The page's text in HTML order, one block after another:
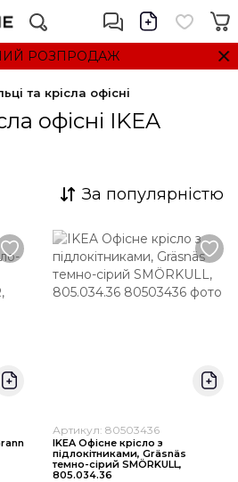
РОЗПРОДАЖ
та крісла офісні
офісні IKEA
За популярністю
Артикул: 80503436
IKEA Офісне крісло з
підлокітниками, Gräsnäs
темно-сірий SMÖRKULL,
805.034.36